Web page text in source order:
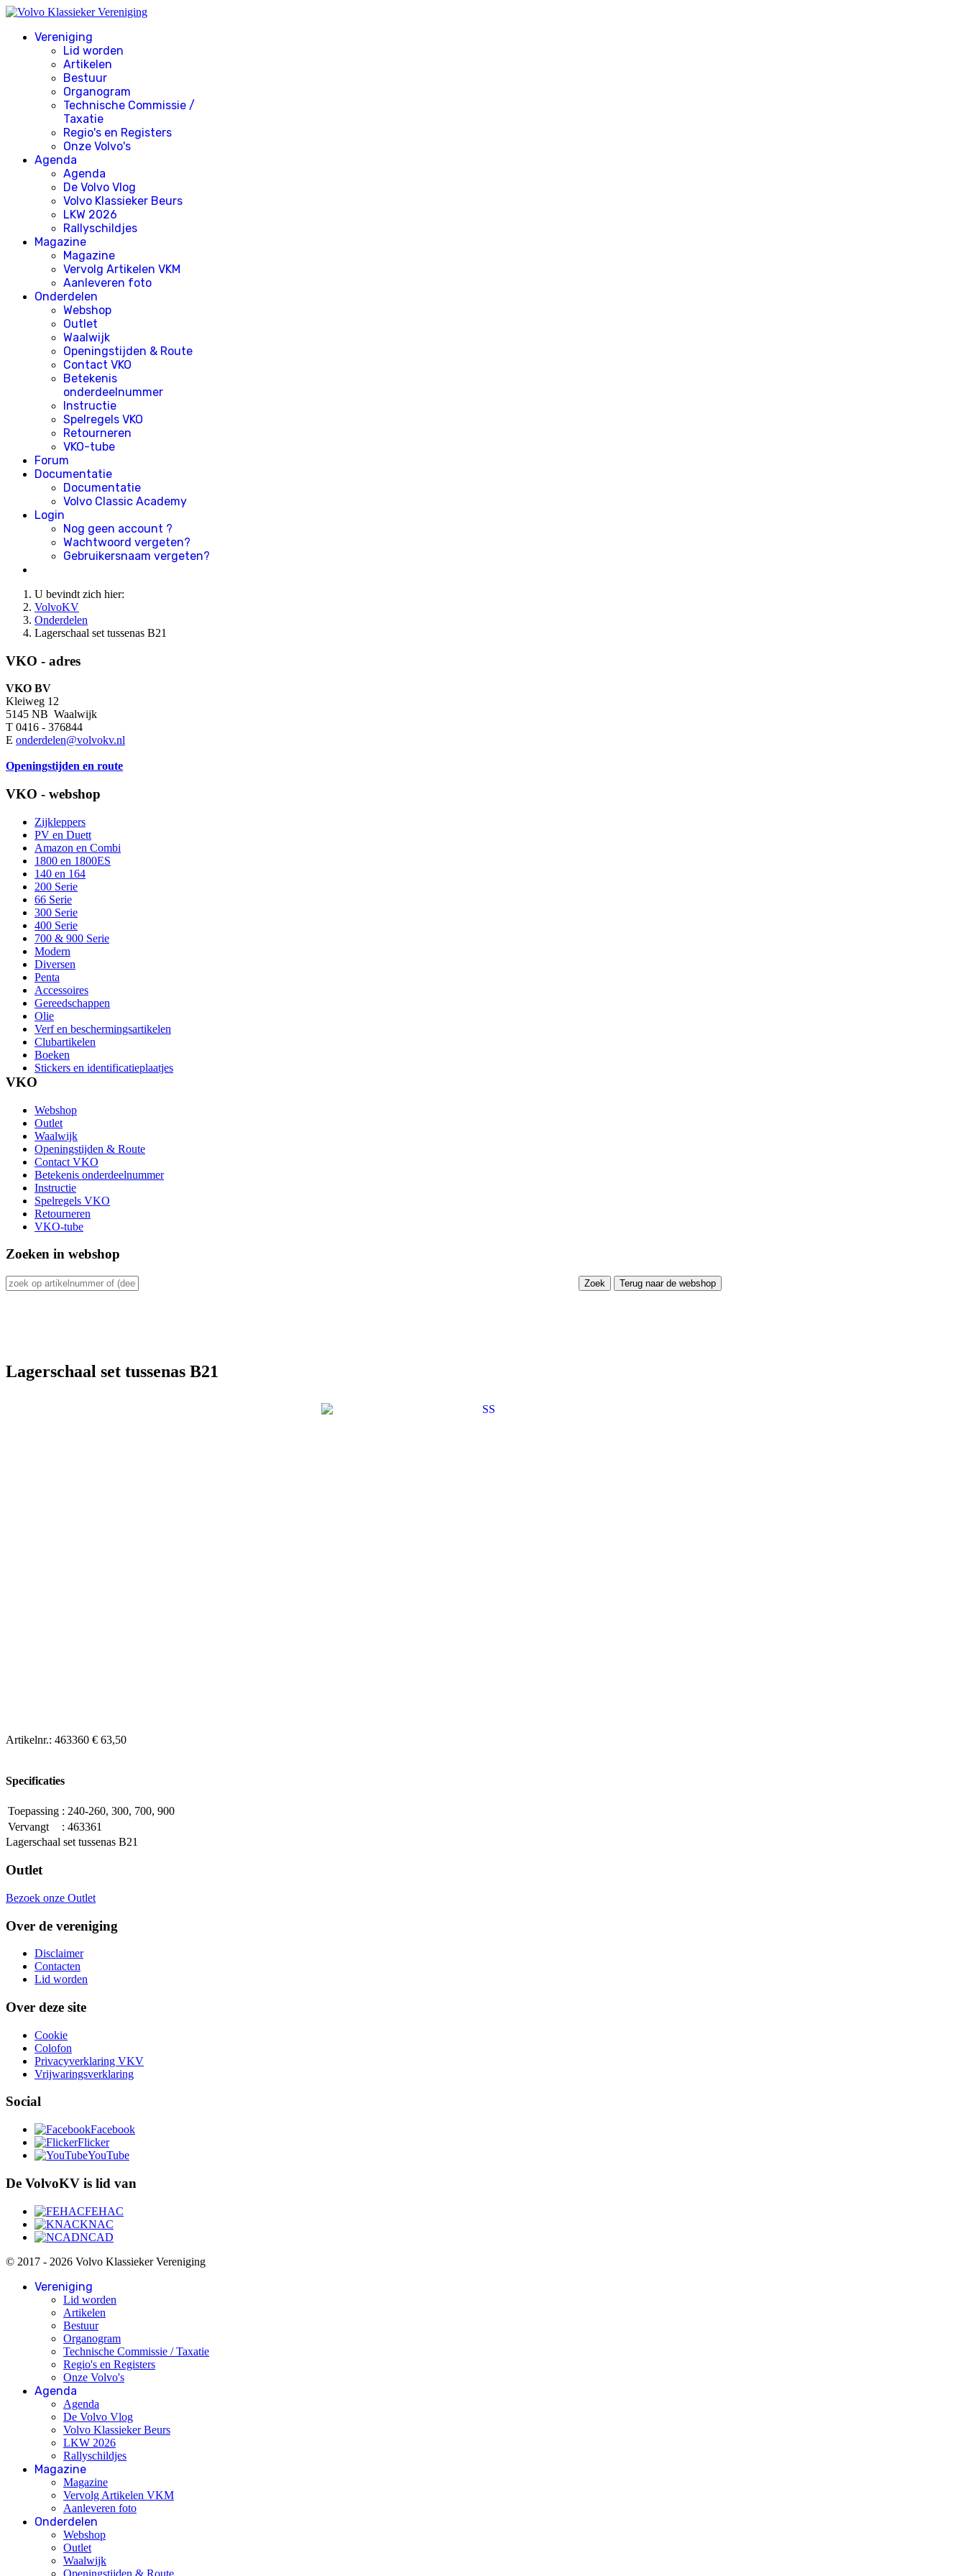
Vereniging
Lid worden
Artikelen
Bestuur
Organogram
Technische Commissie /
Taxatie
Regio's en Registers
Onze Volvo's
Agenda
Agenda
De Volvo Vlog
Volvo Klassieker Beurs
LKW 2026
Rallyschildjes
Magazine
Magazine
Vervolg Artikelen VKM
Aanleveren foto
Onderdelen
Webshop
Outlet
Waalwijk
Openingstijden & Route
Contact VKO
Betekenis
onderdeelnummer
Instructie
Spelregels VKO
Retourneren
VKO-tube
Forum
Documentatie
Documentatie
Volvo Classic Academy
Login
Nog geen account ?
Wachtwoord vergeten?
Gebruikersnaam vergeten?
U bevindt zich hier:
VolvoKV
Onderdelen
Lagerschaal set tussenas B21
VKO - adres
VKO BV
Kleiweg 12
5145 NB Waalwijk
T 0416 - 376844
E onderdelen@volvokv.nl
Openingstijden en route
VKO - webshop
Zijkleppers
PV en Duett
Amazon en Combi
1800 en 1800ES
140 en 164
200 Serie
66 Serie
300 Serie
400 Serie
700 & 900 Serie
Modern
Diversen
Penta
Accessoires
Gereedschappen
Olie
Verf en beschermingsartikelen
Clubartikelen
Boeken
Stickers en identificatieplaatjes
VKO
Webshop
Outlet
Waalwijk
Openingstijden & Route
Contact VKO
Betekenis onderdeelnummer
Instructie
Spelregels VKO
Retourneren
VKO-tube
Zoeken in webshop
Terug naar de webshop
Lagerschaal set tussenas B21
Artikelnr.: 463360 € 63,50
Specificaties
Toepassing : 240-260, 300, 700, 900
Vervangt
: 463361
Lagerschaal set tussenas B21
Outlet
Bezoek onze Outlet
Over de vereniging
Disclaimer
Contacten
Lid worden
Over deze site
Cookie
Colofon
Privacyverklaring VKV
Vrijwaringsverklaring
Social
Facebook
Flicker
YouTube
De VolvoKV is lid van
FEHAC
KNAC
NCAD
© 2017 - 2026 Volvo Klassieker Vereniging
Vereniging
Lid worden
Artikelen
Bestuur
Organogram
Technische Commissie / Taxatie
Regio's en Registers
Onze Volvo's
Agenda
Agenda
De Volvo Vlog
Volvo Klassieker Beurs
LKW 2026
Rallyschildjes
Magazine
Magazine
Vervolg Artikelen VKM
Aanleveren foto
Onderdelen
Webshop
Outlet
Waalwijk
Openingstijden & Route